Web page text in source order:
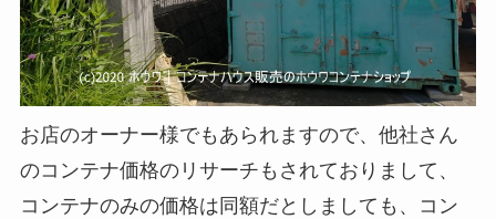
お店のオーナー様でもあられますので、他社さん
のコンテナ価格のリサーチもされておりまして、
コンテナのみの価格は同額だとしましても、コン